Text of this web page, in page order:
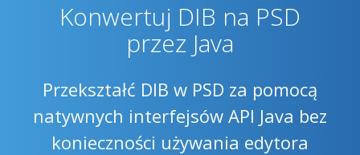
Konwertuj DIB na PSD
przez Java
Przekształć DIB w PSD za pomocą
natywnych interfejsów API Java bez
konieczności używania edytora